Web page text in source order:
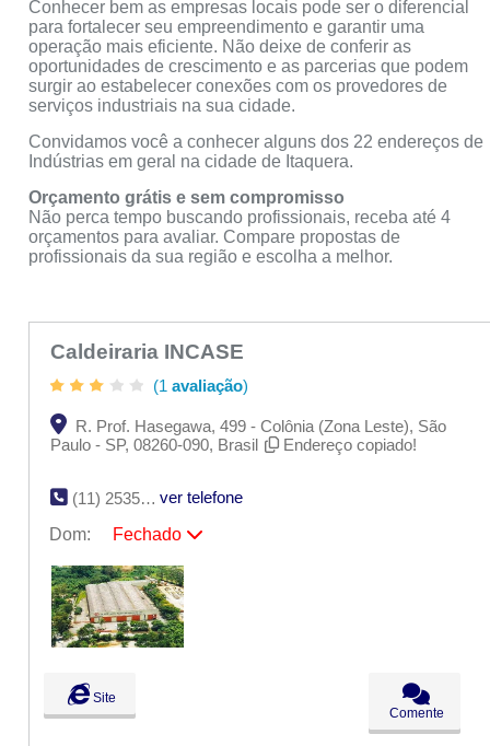
Conhecer bem as empresas locais pode ser o diferencial
para fortalecer seu empreendimento e garantir uma
operação mais eficiente. Não deixe de conferir as
oportunidades de crescimento e as parcerias que podem
surgir ao estabelecer conexões com os provedores de
serviços industriais na sua cidade.
Convidamos você a conhecer alguns dos 22 endereços de
Indústrias em geral na cidade de Itaquera.
Orçamento grátis e sem compromisso
Não perca tempo buscando profissionais, receba até 4
orçamentos para avaliar. Compare propostas de
profissionais da sua região e escolha a melhor.
Caldeiraria INCASE
(1 avaliação)
R. Prof. Hasegawa, 499 - Colônia (Zona Leste), São
Paulo - SP, 08260-090, Brasil
Endereço copiado!
(11) 2535-8050
ver telefone
Dom:
Fechado
Seg:
09:00 - 18:00
Ter:
09:00 - 18:00
Qua:
09:00 - 18:00
Qui:
09:00 - 18:00
Sex:
09:00 - 18:00
Dom:
Site
Comente